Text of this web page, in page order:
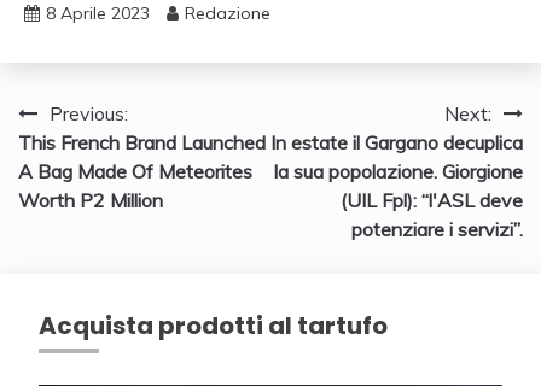
8 Aprile 2023 Redazione
Navigazione
articoli
Previous:
This French Brand Launched
A Bag Made Of Meteorites
Worth P2 Million
Next:
In estate il Gargano decuplica
la sua popolazione. Giorgione
(UIL Fpl): “l'ASL deve
potenziare i servizi”.
Acquista prodotti al tartufo